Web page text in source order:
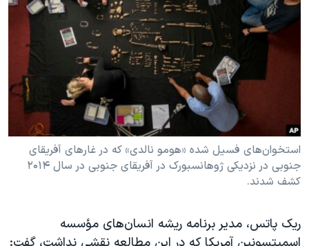
استخوان‌های فسیل شده «هومو نالدی» که در غارهای آفریقای
جنوبی در نزدیکی ژوهانسبورک در آفریقای جنوبی در سال ۲۰۱۴
کشف شدند.
ریک پاتس، مدیر برنامه ریشه انسان‌های مؤسسه